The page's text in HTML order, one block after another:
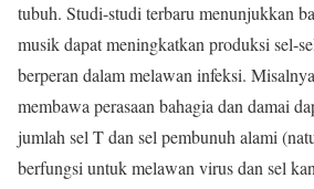
tubuh. Studi-studi terbaru menunjukkan
musik dapat meningkatkan produksi sel-
berperan dalam melawan infeksi.
membawa perasaan bahagia dan damai
jumlah sel T dan sel pembunuh alami
berfungsi untuk melawan virus dan sel